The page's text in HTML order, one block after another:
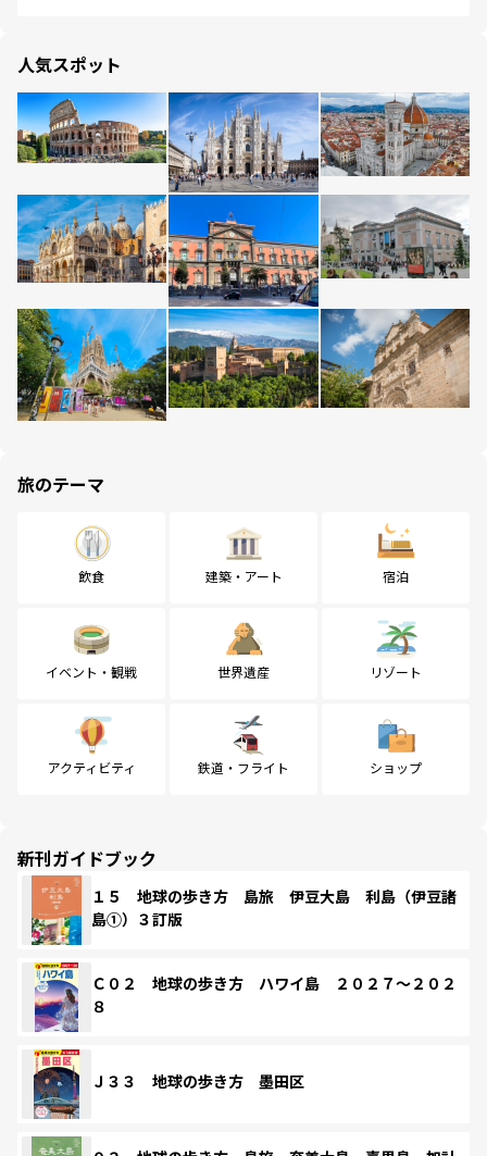
人気スポット
旅のテーマ
飲食 建築・アート 宿泊
イベント・観戦 世界遺産 リゾート
アクティビティ 鉄道・フライト ショップ
新刊ガイドブック
１５ 地球の歩き方 島旅 伊豆大島 利島（伊豆諸
島①）３訂版
Ｃ０２ 地球の歩き方 ハワイ島 ２０２７～２０２
８
Ｊ３３ 地球の歩き方 墨田区